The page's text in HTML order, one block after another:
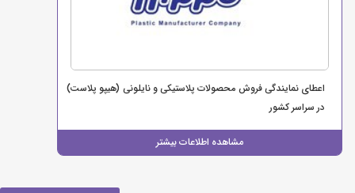
اعطای نمایندگی فروش محصولات پلاستیکی و نایلونی (هیپو پلاست)
در سراسر کشور
مشاهده اطلاعات بیشتر